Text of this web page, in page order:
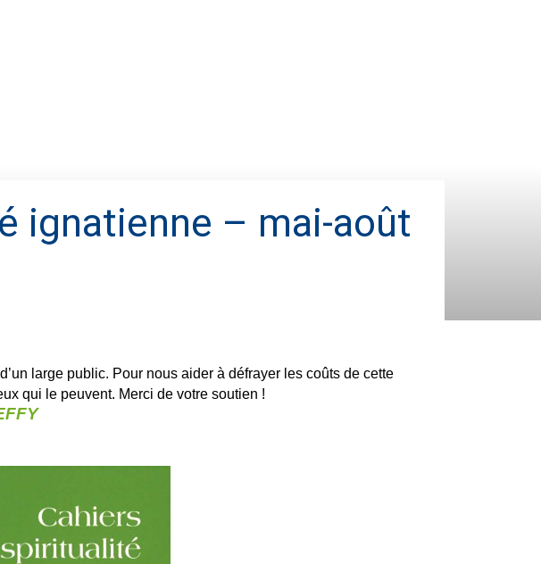
ignatienne – mai-août
large public. Pour nous aider à défrayer les coûts de cette
qui le peuvent. Merci de votre soutien !